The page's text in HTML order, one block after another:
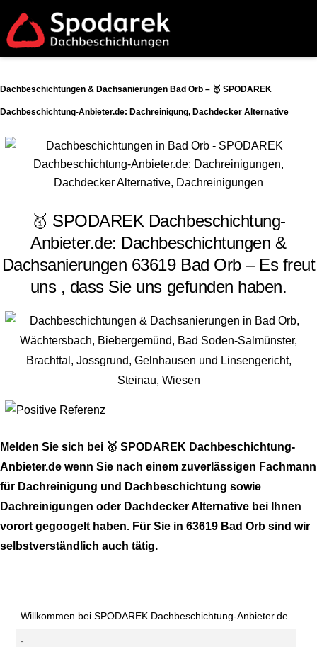
Dachbeschichtungen & Dachsanierungen Bad Orb – 🥇 SPODAREK
Dachbeschichtung-Anbieter.de: Dachreinigung, Dachdecker Alternative
🥇 SPODAREK Dachbeschichtung-
Anbieter.de: Dachbeschichtungen &
Dachsanierungen 63619 Bad Orb – Es freut
uns , dass Sie uns gefunden haben.
Melden Sie sich bei 🥇 SPODAREK Dachbeschichtung-
Anbieter.de wenn Sie nach einem zuverlässigen Fachmann
für Dachreinigung und Dachbeschichtung sowie
Dachreinigungen oder Dachdecker Alternative bei Ihnen
vorort gegoogelt haben. Für Sie in 63619 Bad Orb sind wir
selbstverständlich auch tätig.
Willkommen bei SPODAREK Dachbeschichtung-Anbieter.de
-